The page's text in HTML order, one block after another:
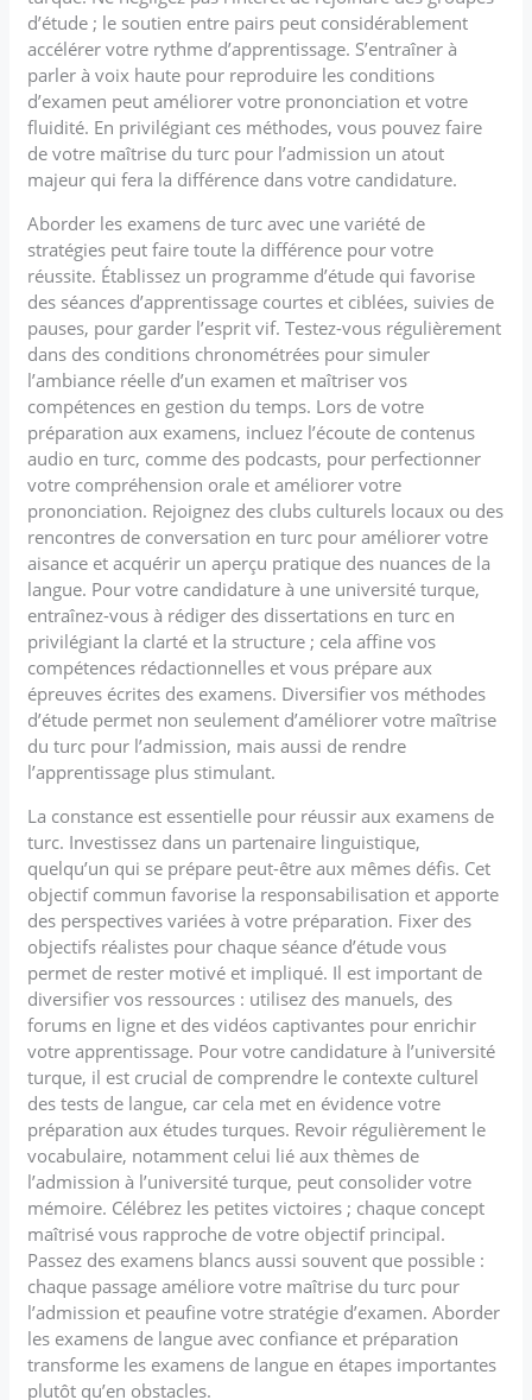
d’étude ; le soutien entre pairs peut considérablement
accélérer votre rythme d’apprentissage. S’entraîner à
parler à voix haute pour reproduire les conditions
d’examen peut améliorer votre prononciation et votre
fluidité. En privilégiant ces méthodes, vous pouvez faire
de votre maîtrise du turc pour l’admission un atout
majeur qui fera la différence dans votre candidature.
Aborder les examens de turc avec une variété de
stratégies peut faire toute la différence pour votre
réussite. Établissez un programme d’étude qui favorise
des séances d’apprentissage courtes et ciblées, suivies de
pauses, pour garder l’esprit vif. Testez-vous régulièrement
dans des conditions chronométrées pour simuler
l’ambiance réelle d’un examen et maîtriser vos
compétences en gestion du temps. Lors de votre
préparation aux examens, incluez l’écoute de contenus
audio en turc, comme des podcasts, pour perfectionner
votre compréhension orale et améliorer votre
prononciation. Rejoignez des clubs culturels locaux ou des
rencontres de conversation en turc pour améliorer votre
aisance et acquérir un aperçu pratique des nuances de la
langue. Pour votre candidature à une université turque,
entraînez-vous à rédiger des dissertations en turc en
privilégiant la clarté et la structure ; cela affine vos
compétences rédactionnelles et vous prépare aux
épreuves écrites des examens. Diversifier vos méthodes
d’étude permet non seulement d’améliorer votre maîtrise
du turc pour l’admission, mais aussi de rendre
l’apprentissage plus stimulant.
La constance est essentielle pour réussir aux examens de
turc. Investissez dans un partenaire linguistique,
quelqu’un qui se prépare peut-être aux mêmes défis. Cet
objectif commun favorise la responsabilisation et apporte
des perspectives variées à votre préparation. Fixer des
objectifs réalistes pour chaque séance d’étude vous
permet de rester motivé et impliqué. Il est important de
diversifier vos ressources : utilisez des manuels, des
forums en ligne et des vidéos captivantes pour enrichir
votre apprentissage. Pour votre candidature à l’université
turque, il est crucial de comprendre le contexte culturel
des tests de langue, car cela met en évidence votre
préparation aux études turques. Revoir régulièrement le
vocabulaire, notamment celui lié aux thèmes de
l’admission à l’université turque, peut consolider votre
mémoire. Célébrez les petites victoires ; chaque concept
maîtrisé vous rapproche de votre objectif principal.
Passez des examens blancs aussi souvent que possible :
chaque passage améliore votre maîtrise du turc pour
l’admission et peaufine votre stratégie d’examen. Aborder
les examens de langue avec confiance et préparation
transforme les examens de langue en étapes importantes
plutôt qu’en obstacles.